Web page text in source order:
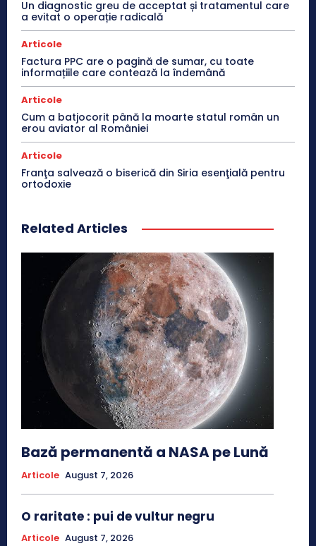
Un diagnostic greu de acceptat și tratamentul care
a evitat o operație radicală
Articole
Factura PPC are o pagină de sumar, cu toate
informațiile care contează la îndemână
Articole
Cum a batjocorit până la moarte statul român un
erou aviator al României
Articole
Franţa salvează o biserică din Siria esenţială pentru
ortodoxie
Related Articles
Bază permanentă a NASA pe Lună
Articole August 7, 2026
O raritate : pui de vultur negru
Articole August 7, 2026